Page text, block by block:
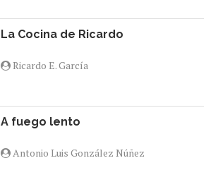
La Cocina de Ricardo
Ricardo E. García
A fuego lento
Antonio Luis González Núñez